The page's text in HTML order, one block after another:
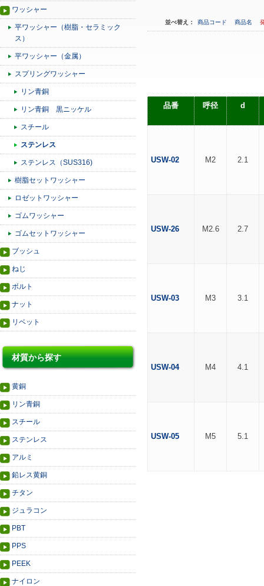
ワッシャー
平ワッシャー（樹脂・セラミック
ス）
平ワッシャー（金属）
スプリングワッシャー
リン青銅
リン青銅 黒ニッケル
スチール
ステンレス
ステンレス（SUS316)
樹脂セットワッシャー
ロゼットワッシャー
ゴムワッシャー
ゴムセットワッシャー
ブッシュ
ねじ
ボルト
ナット
リベット
材質から探す
黄銅
リン青銅
スチール
ステンレス
アルミ
鉛レス黄銅
チタン
ジュラコン
PBT
PPS
PEEK
ナイロン
並べ替え： 商品コード 商品名
品番 呼径 d
USW-02 M2 2.1
USW-26 M2.6 2.7
USW-03 M3 3.1
USW-04 M4 4.1
USW-05 M5 5.1